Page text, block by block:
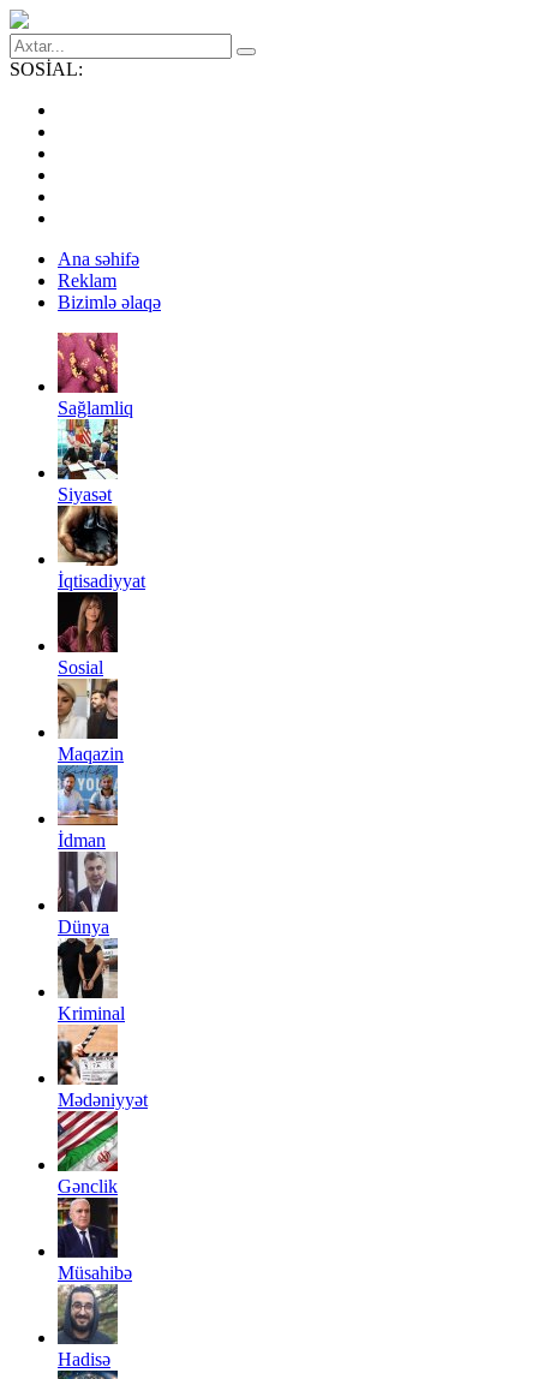
SOSİAL:
Ana səhifə
Reklam
Bizimlə əlaqə
Sağlamliq
Siyasət
İqtisadiyyat
Sosial
Maqazin
İdman
Dünya
Kriminal
Mədəniyyət
Gənclik
Müsahibə
Hadisə